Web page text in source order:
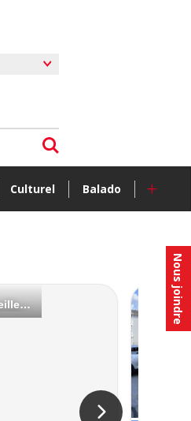
Nous joindre
Culturel Balado +